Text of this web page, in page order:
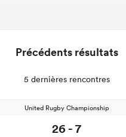
Précédents résultats
5 dernières rencontres
United Rugby Championship
26 - 7